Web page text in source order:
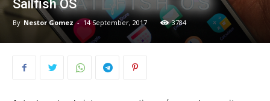
Sailfish OS
By Nestor Gomez - 14 September, 2017 3784